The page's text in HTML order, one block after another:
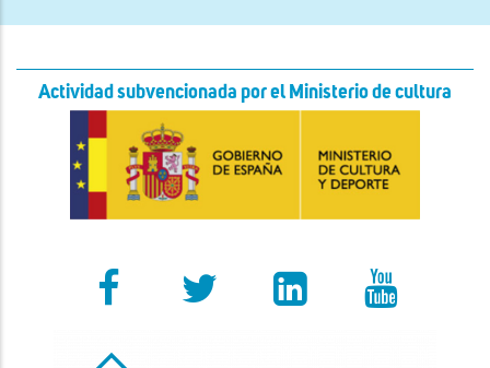
Actividad subvencionada por el Ministerio de cultura